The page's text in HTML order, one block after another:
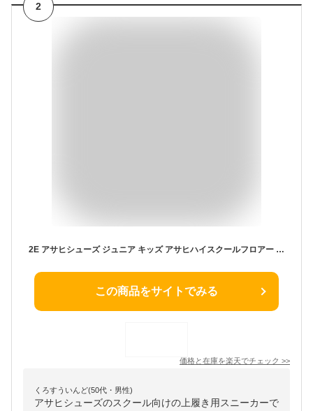
2
2E アサヒシューズ ジュニア キッズ アサヒハイスクールフロアー VK 男の子 女の子 スクール 上履 上靴 靴 シューズ 抗菌 通気 汚れにくい 小学生 中学生 ホワイト 白 ネイビー ブルー レッド 青 赤 イエロー グリーン 黄色 緑 asahi shoes
この商品をサイトでみる
価格と在庫を楽天でチェック >>
くろすういんど(50代・男性)
アサヒシューズのスクール向けの上履き用スニーカーで